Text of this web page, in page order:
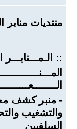
منتديات منابر
:: الـمـــنابـــر
- منبر كشف
والتشغيب
السلفيين